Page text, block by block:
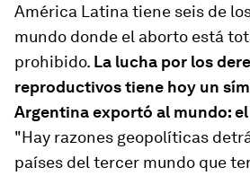
América Latina tiene seis de
mundo donde el aborto está
prohibido. La lucha por los
reproductivos tiene hoy un
Argentina exportó al mundo:
"Hay razones geopolíticas
países del tercer mundo que